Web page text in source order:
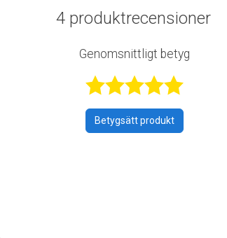
4 produktrecensioner
Genomsnittligt betyg
Betygsätt produkt